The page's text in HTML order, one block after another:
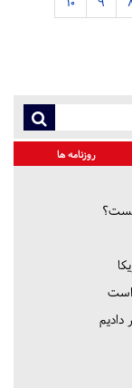
روزنامه ها
است